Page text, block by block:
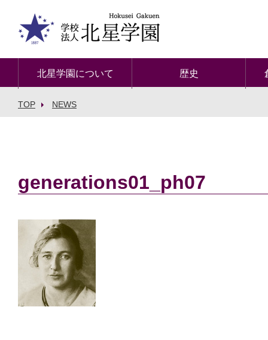
北星学園について 歴史
TOP NEWS
generations01_ph07